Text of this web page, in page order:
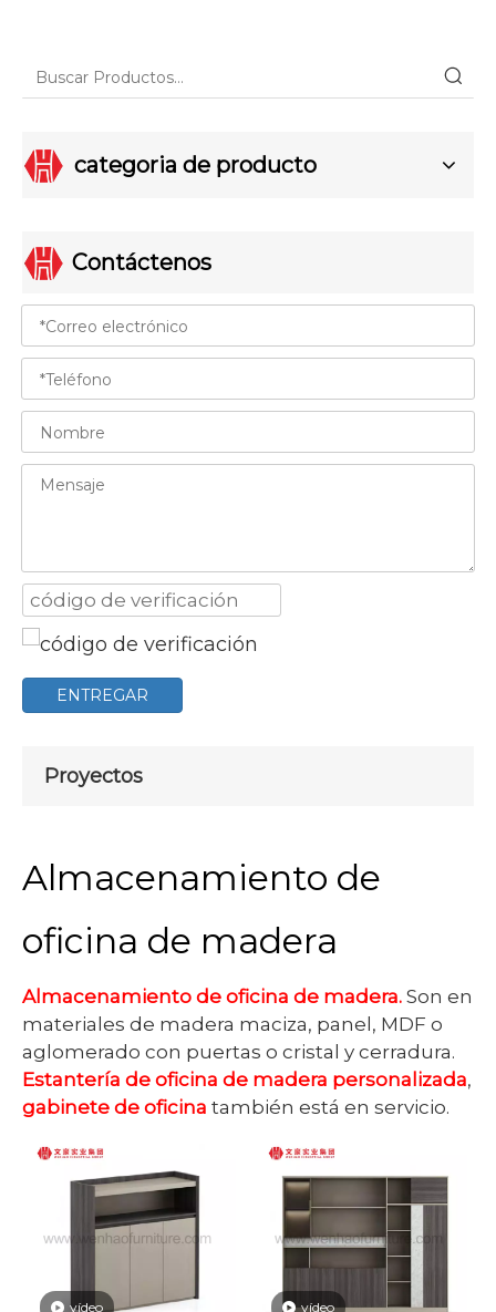
categoria de producto
Contáctenos
ENTREGAR
Proyectos
Almacenamiento de
oficina de madera
Almacenamiento de oficina de madera. Son en
materiales de madera maciza, panel, MDF o
aglomerado con puertas o cristal y cerradura.
Estantería de oficina de madera personalizada,
gabinete de oficina también está en servicio.
vídeo vídeo